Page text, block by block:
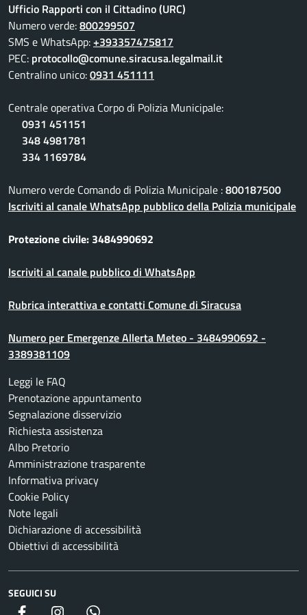
Ufficio Rapporti con il Cittadino (URC)
Numero verde:800299507
SMS e WhatsApp:+393357475817
PEC: protocollo@comune.siracusa.legalmail.it
Centralino unico:0931 451111
Centrale operativa Corpo di Polizia Municipale:
0931 451151
348 4981781
334 1169784
Numero verde Comando di Polizia Municipale :800187500
Iscriviti al canale WhatsApp pubblico della Polizia municipale
Protezione civile: 3484990692
Iscriviti al canale pubblico di WhatsApp
Rubrica interattiva e contatti Comune di Siracusa
Numero per Emergenze Allerta Meteo - 3484990692 -
3389381109
Leggi le FAQ
Prenotazione appuntamento
Segnalazione disservizio
Richiesta assistenza
Albo Pretorio
Amministrazione trasparente
Informativa privacy
Cookie Policy
Note legali
Dichiarazione di accessibilità
Obiettivi di accessibilità
SEGUICI SU